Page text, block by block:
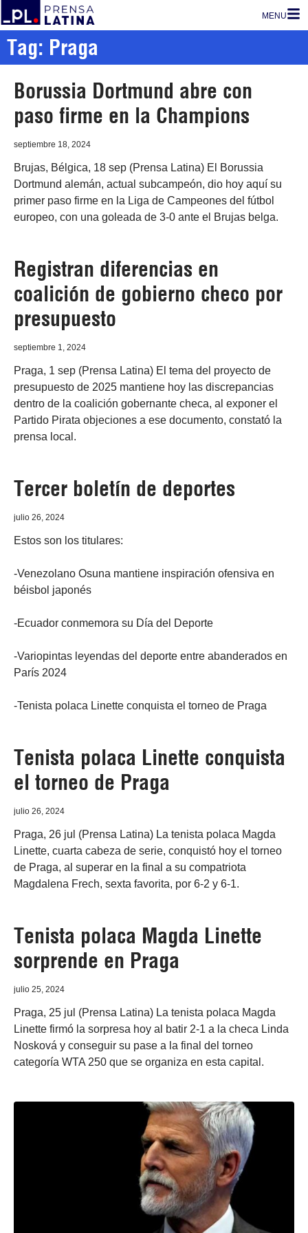
MENU
Tag: Praga
Borussia Dortmund abre con
paso firme en la Champions
septiembre 18, 2024
Brujas, Bélgica, 18 sep (Prensa Latina) El Borussia
Dortmund alemán, actual subcampeón, dio hoy aquí su
primer paso firme en la Liga de Campeones del fútbol
europeo, con una goleada de 3-0 ante el Brujas belga.
Registran diferencias en
coalición de gobierno checo por
presupuesto
septiembre 1, 2024
Praga, 1 sep (Prensa Latina) El tema del proyecto de
presupuesto de 2025 mantiene hoy las discrepancias
dentro de la coalición gobernante checa, al exponer el
Partido Pirata objeciones a ese documento, constató la
prensa local.
Tercer boletín de deportes
julio 26, 2024
Estos son los titulares:
-Venezolano Osuna mantiene inspiración ofensiva en
béisbol japonés
-Ecuador conmemora su Día del Deporte
-Variopintas leyendas del deporte entre abanderados en
París 2024
-Tenista polaca Linette conquista el torneo de Praga
Tenista polaca Linette conquista
el torneo de Praga
julio 26, 2024
Praga, 26 jul (Prensa Latina) La tenista polaca Magda
Linette, cuarta cabeza de serie, conquistó hoy el torneo
de Praga, al superar en la final a su compatriota
Magdalena Frech, sexta favorita, por 6-2 y 6-1.
Tenista polaca Magda Linette
sorprende en Praga
julio 25, 2024
Praga, 25 jul (Prensa Latina) La tenista polaca Magda
Linette firmó la sorpresa hoy al batir 2-1 a la checa Linda
Nosková y conseguir su pase a la final del torneo
categoría WTA 250 que se organiza en esta capital.